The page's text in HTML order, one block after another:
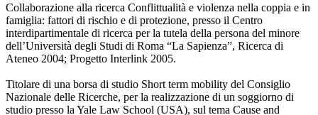
Collaborazione alla ricerca Conflittualità e violenza nella coppia e in
famiglia: fattori di rischio e di protezione, presso il Centro
interdipartimentale di ricerca per la tutela della persona del minore
dell’Università degli Studi di Roma “La Sapienza”, Ricerca di
Ateneo 2004; Progetto Interlink 2005.
Titolare di una borsa di studio Short term mobility del Consiglio
Nazionale delle Ricerche, per la realizzazione di un soggiorno di
studio presso la Yale Law School (USA), sul tema Cause and